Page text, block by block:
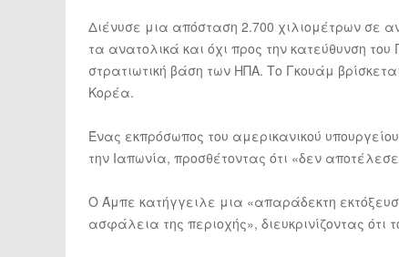
Διένυσε μια απόσταση 2.700 χιλιομέτρων σε
τα ανατολικά και όχι προς την κατεύθυνση
στρατιωτική βάση των ΗΠΑ. Το Γκουάμ
Κορέα.
Ένας εκπρόσωπος του αμερικανικού
την Ιαπωνία, προσθέτοντας ότι «δεν
Ο Άμπε κατήγγειλε μια «απαράδεκτη
ασφάλεια της περιοχής», διευκρινίζοντας ότι